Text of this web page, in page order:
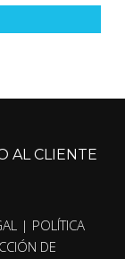
AL CLIENTE
| POLÍTICA
DE